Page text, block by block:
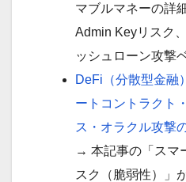
マブルマネーの詳
Admin Keyリスク
ッシュローン攻撃
DeFi（分散型金融
ートコントラクト
ス・オラクル攻撃
→ 本記事の「スマ
スク（脆弱性）」